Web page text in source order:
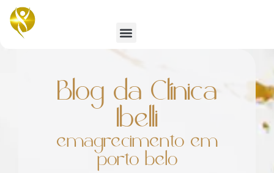
Blog da Clínica
Ibelli
emagrecimento em
porto belo